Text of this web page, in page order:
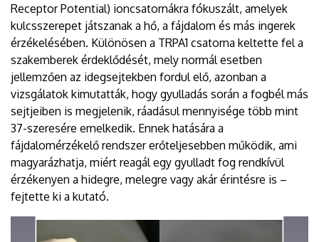
Receptor Potential) ioncsatornákra fókuszált, amelyek
kulcsszerepet játszanak a hő, a fájdalom és más ingerek
érzékelésében. Különösen a TRPA1 csatorna keltette fel a
szakemberek érdeklődését, mely normál esetben
jellemzően az idegsejtekben fordul elő, azonban a
vizsgálatok kimutatták, hogy gyulladás során a fogbél más
sejtjeiben is megjelenik, ráadásul mennyisége több mint
37-szeresére emelkedik. Ennek hatására a
fájdalomérzékelő rendszer erőteljesebben működik, ami
magyarázhatja, miért reagál egy gyulladt fog rendkívül
érzékenyen a hidegre, melegre vagy akár érintésre is –
fejtette ki a kutató.